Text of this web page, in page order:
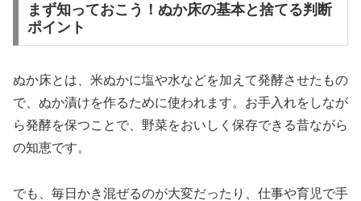
まず知っておこう！ぬか床の基本と捨てる判断
ポイント
ぬか床とは、米ぬかに塩や水などを加えて発酵させたもの
で、ぬか漬けを作るために使われます。お手入れをしなが
ら発酵を保つことで、野菜をおいしく保存できる昔ながら
の知恵です。
でも、毎日かき混ぜるのが大変だったり、仕事や育児で手